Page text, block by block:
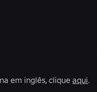
em inglês, clique aqui.